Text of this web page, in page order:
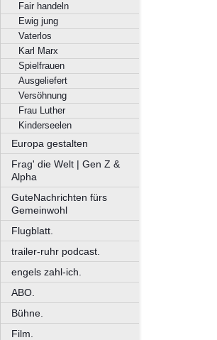
Fair handeln
Ewig jung
Vaterlos
Karl Marx
Spielfrauen
Ausgeliefert
Versöhnung
Frau Luther
Kinderseelen
Europa gestalten
Frag' die Welt | Gen Z &
Alpha
GuteNachrichten fürs
Gemeinwohl
Flugblatt.
trailer-ruhr podcast.
engels zahl-ich.
ABO.
Bühne.
Film.